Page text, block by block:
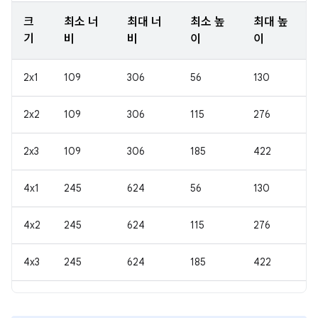
크
기
최소 너
비
최대 너
비
최소 높
이
최대 높
이
2x1 109 306 56 130
2x2 109 306 115 276
2x3 109 306 185 422
4x1 245 624 56 130
4x2 245 624 115 276
4x3 245 624 185 422